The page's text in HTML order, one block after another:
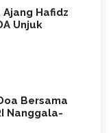
Hafidz
Unjuk
Bersama
Nanggala-